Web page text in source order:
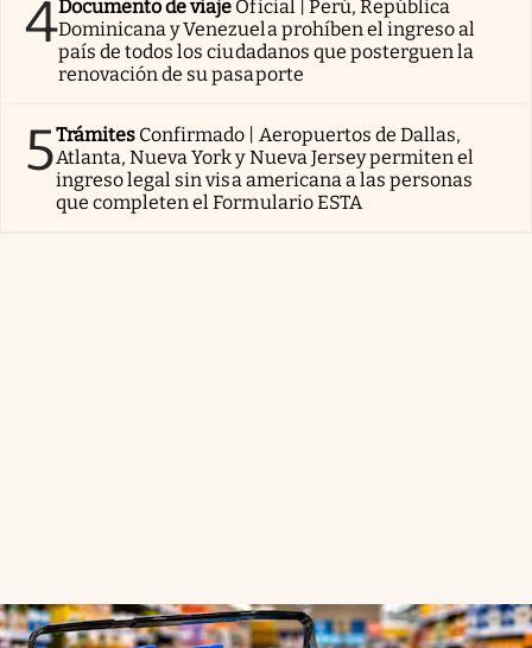
4Documento de viaje Oficial | Perú, República
Dominicana y Venezuela prohíben el ingreso al
país de todos los ciudadanos que posterguen la
renovación de su pasaporte
5Trámites Confirmado | Aeropuertos de Dallas,
Atlanta, Nueva York y Nueva Jersey permiten el
ingreso legal sin visa americana a las personas
que completen el Formulario ESTA